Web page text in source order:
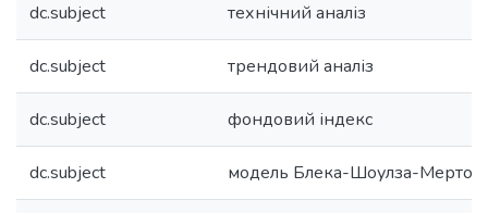
dc.subject технічний аналіз
dc.subject трендовий аналіз
dc.subject фондовий індекс
dc.subject модель Блека-Шоулза-